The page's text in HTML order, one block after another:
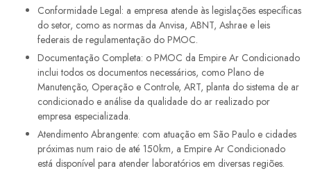
Conformidade Legal: a empresa atende às legislações específicas
do setor, como as normas da Anvisa, ABNT, Ashrae e leis
federais de regulamentação do PMOC.
Documentação Completa: o PMOC da Empire Ar Condicionado
inclui todos os documentos necessários, como Plano de
Manutenção, Operação e Controle, ART, planta do sistema de ar
condicionado e análise da qualidade do ar realizado por
empresa especializada.
Atendimento Abrangente: com atuação em São Paulo e cidades
próximas num raio de até 150km, a Empire Ar Condicionado
está disponível para atender laboratórios em diversas regiões.